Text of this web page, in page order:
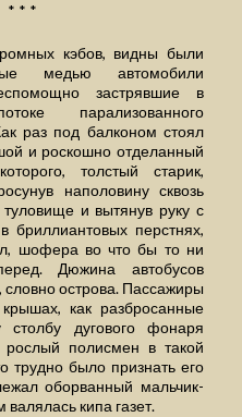
* * *
кэбов, видны были
медью автомобили
застрявшие в
парализованного
раз под балконом стоял
и роскошно отделанный
толстый старик,
наполовину сквозь
и вытянув руку с
бриллиантовых перстнях,
шофера во что бы то ни
Дюжина автобусов
словно острова. Пассажиры
как разбросанные
столбу дугового фонаря
полисмен в такой
трудно было признать его
оборванный мальчик-
валялась кипа газет.